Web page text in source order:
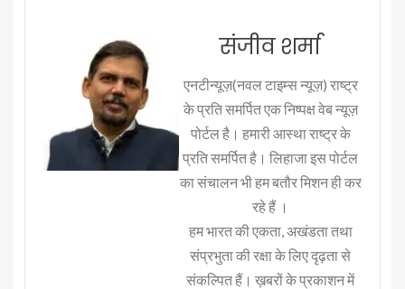
संजीव शर्मा
एनटीन्यूज़(नवल टाइम्स न्यूज़) राष्ट्र
के प्रति समर्पित एक निष्पक्ष वेब न्यूज़
पोर्टल है। हमारी आस्था राष्ट्र के
प्रति समर्पित है। लिहाजा इस पोर्टल
का संचालन भी हम बतौर मिशन ही कर
रहे हैं ।
हम भारत की एकता, अखंडता तथा
संप्रभुता की रक्षा के लिए दृढ़ता से
संकल्पित हैं। ख़बरों के प्रकाशन में